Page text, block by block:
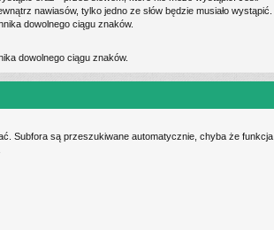
nawiasów, tylko jedno ze słów będzie musiało wystąpić.
dowolnego ciągu znaków.
dowolnego ciągu znaków.
Subfora są przeszukiwane automatycznie, chyba że funkcja